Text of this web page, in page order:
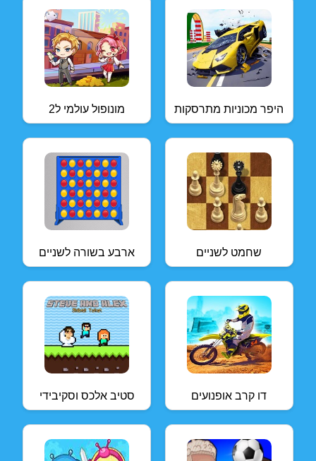
מונופול עולמי ל2 היפר מכוניות מתרסקות
ארבע בשורה לשניים שחמט לשניים
סטיב אלכס וסקיבידי דו קרב אופנועים